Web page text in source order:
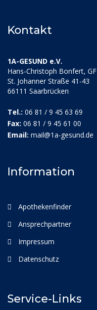
Kontakt
1A-GESUND e.V.
Hans-Christoph Bonfert, GF
St. Johanner Straße 41-43
66111 Saarbrücken
Tel.: 06 81 / 9 45 63 69
Fax: 06 81 / 9 45 61 00
Email: mail@1a-gesund.de
Information
Apothekenfinder
Ansprechpartner
Impressum
Datenschutz
Service-Links